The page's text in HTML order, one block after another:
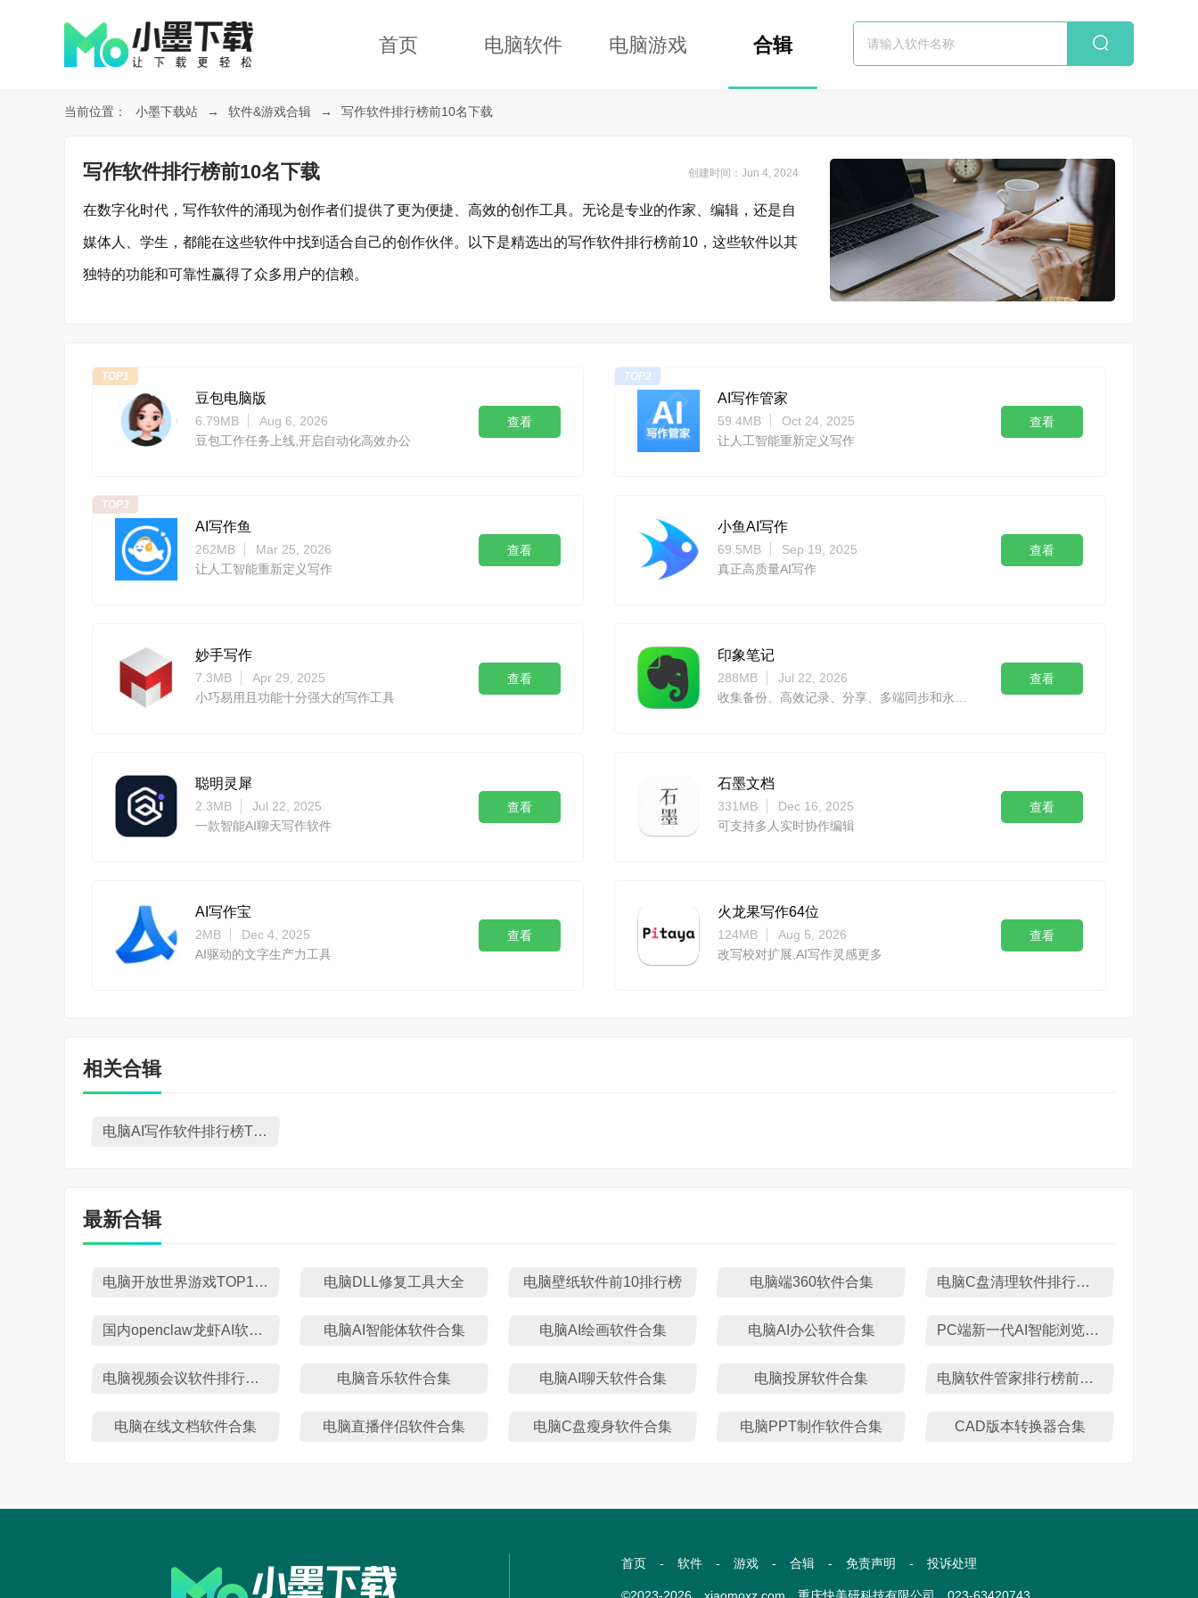
首页 电脑软件 电脑游戏 合辑
当前位置： 小墨下载站 → 软件&游戏合辑 → 写作软件排行榜前10名下载
写作软件排行榜前10名下载 创建时间：Jun 4, 2024
在数字化时代，写作软件的涌现为创作者们提供了更为便捷、高效的创作工具。无论是专业的作家、编辑，还是自
媒体人、学生，都能在这些软件中找到适合自己的创作伙伴。以下是精选出的写作软件排行榜前10，这些软件以其
独特的功能和可靠性赢得了众多用户的信赖。
豆包电脑版
6.79MB
Aug 6, 2026
豆包工作任务上线,开启自动化高效办公
查看
TOP1
AI写作管家
59.4MB
Oct 24, 2025
让人工智能重新定义写作
查看
TOP2
AI写作鱼
262MB
Mar 25, 2026
让人工智能重新定义写作
查看
TOP3
小鱼AI写作
69.5MB
Sep 19, 2025
真正高质量AI写作
查看
妙手写作
7.3MB
Apr 29, 2025
小巧易用且功能十分强大的写作工具
查看
印象笔记
288MB
Jul 22, 2026
查看
聪明灵犀
2.3MB
Jul 22, 2025
一款智能AI聊天写作软件
查看
石墨文档
331MB
Dec 16, 2025
可支持多人实时协作编辑
查看
AI写作宝
2MB
Dec 4, 2025
AI驱动的文字生产力工具
查看
火龙果写作64位
124MB
Aug 5, 2026
改写校对扩展,AI写作灵感更多
查看
相关合辑
电脑AI写作软件排行榜TOP10推荐
最新合辑
电脑开放世界游戏TOP10排行榜 电脑DLL修复工具大全 电脑壁纸软件前10排行榜 电脑端360软件合集 电脑C盘清理软件排行榜TOP10
国内openclaw龙虾AI软件盘点 电脑AI智能体软件合集 电脑AI绘画软件合集 电脑AI办公软件合集 PC端新一代AI智能浏览器推荐
电脑视频会议软件排行榜TOP10 电脑音乐软件合集 电脑AI聊天软件合集 电脑投屏软件合集 电脑软件管家排行榜前十名
电脑在线文档软件合集 电脑直播伴侣软件合集 电脑C盘瘦身软件合集 电脑PPT制作软件合集 CAD版本转换器合集
首页 - 软件 - 游戏 - 合辑 - 免责声明 - 投诉处理